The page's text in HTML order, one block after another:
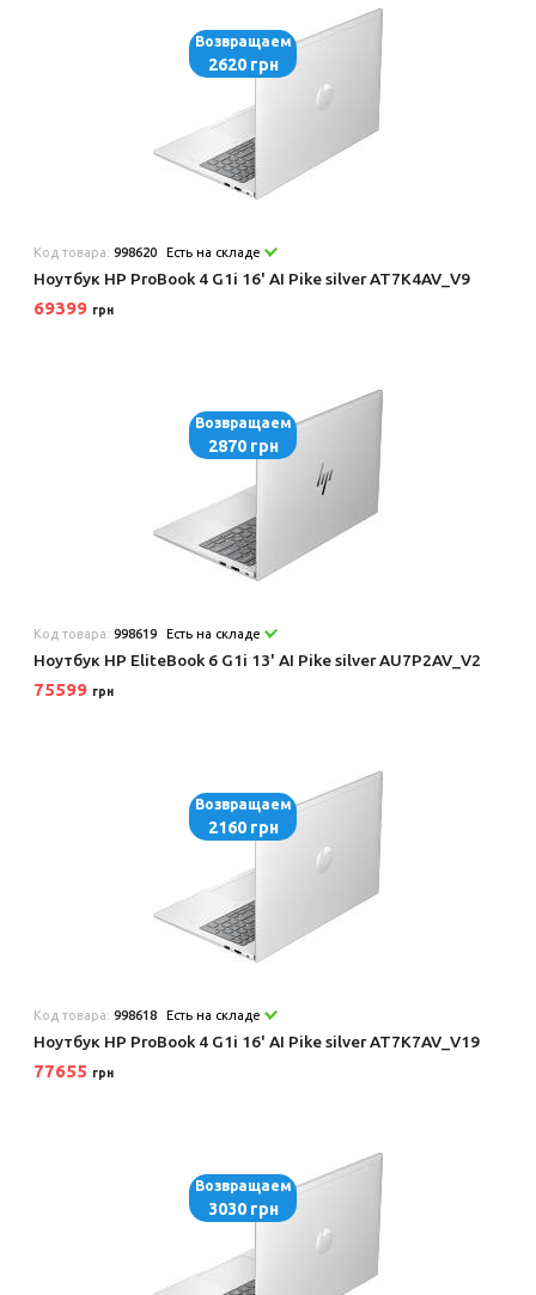
Возвращаем
2620 грн
Код товара:998620 Есть на складе
Ноутбук HP ProBook 4 G1i 16' AI Pike silver AT7K4AV_V9
69399 грн
Возвращаем
2870 грн
Код товара:998619 Есть на складе
Ноутбук HP EliteBook 6 G1i 13' AI Pike silver AU7P2AV_V2
75599 грн
Возвращаем
2160 грн
Код товара:998618 Есть на складе
Ноутбук HP ProBook 4 G1i 16' AI Pike silver AT7K7AV_V19
77655 грн
Возвращаем
3030 грн